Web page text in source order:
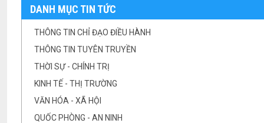
DANH MỤC TIN TỨC
THÔNG TIN CHỈ ĐẠO ĐIỀU HÀNH
THÔNG TIN TUYÊN TRUYỀN
THỜI SỰ - CHÍNH TRỊ
KINH TẾ - THỊ TRƯỜNG
VĂN HÓA - XÃ HỘI
QUỐC PHÒNG - AN NINH